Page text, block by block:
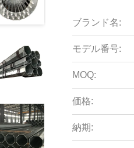
ブランド名:
モデル番号:
MOQ:
価格:
納期: